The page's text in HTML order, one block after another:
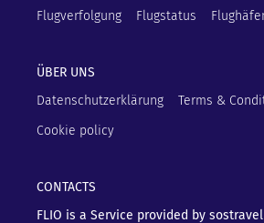
Flugverfolgung
Flugstatus
ÜBER UNS
Datenschutzerklärung
Terms &
Cookie policy
CONTACTS
FLIO is a Service provided by sostravel